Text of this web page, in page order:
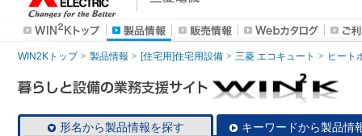
WIN2Kトップ 製品情報 [住宅用]住宅用設備 三菱 エコキュート ヒート
形名から製品情報を探す キーワードから製品情